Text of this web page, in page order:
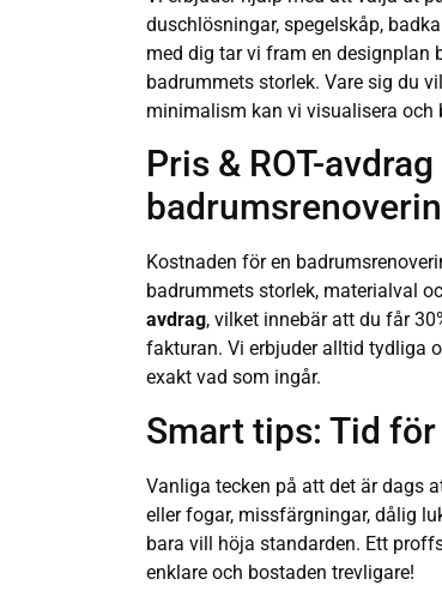
duschlösningar, spegelskåp,
med dig tar vi fram en designplan
badrummets storlek. Vare sig du
minimalism kan vi visualisera och
Pris & ROT-
Kostnaden för en
badrummets storlek, materialval
avdrag, vilket innebär att du får
fakturan. Vi erbjuder alltid tydliga
exakt vad som ingår.
Smart tips: Tid
Vanliga tecken på att det är dags
eller fogar, missfärgningar, dålig
bara vill höja standarden. Ett
enklare och bostaden trevligare!